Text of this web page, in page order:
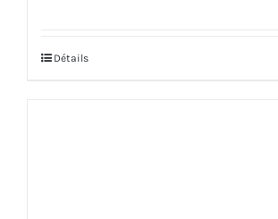
Détails